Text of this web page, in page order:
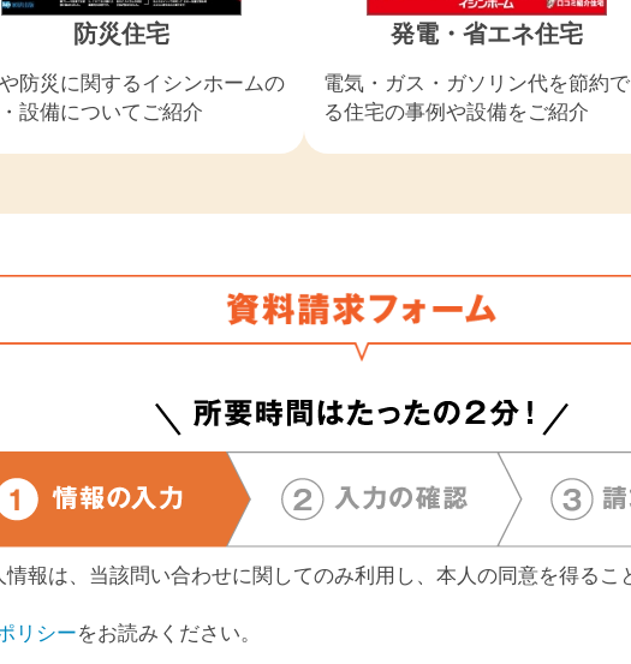
防災住宅
防災に関するイシンホームの
設備についてご紹介
発電・省エネ住宅
電気・ガス・ガソリン代を節約
る住宅の事例や設備をご紹介
報は、当該問い合わせに関してのみ利用し、本人の同意を得る
リシーをお読みください。